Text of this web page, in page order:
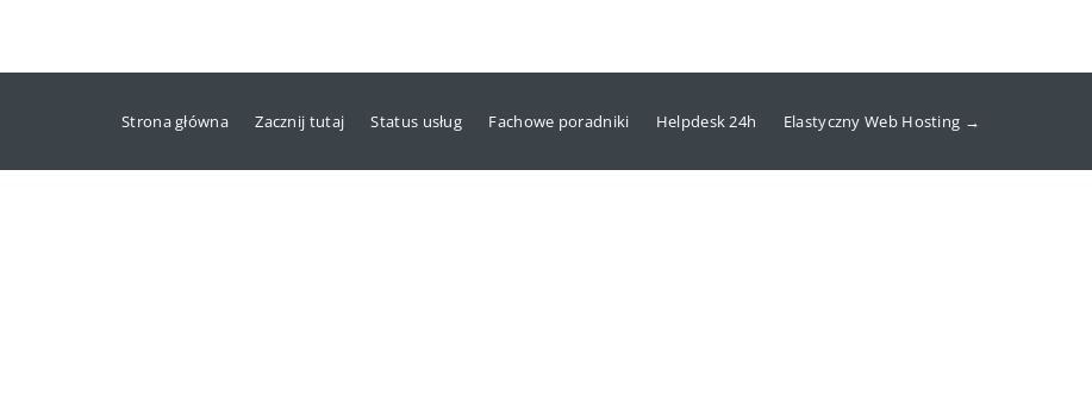
Strona główna Zacznij tutaj Status usług Fachowe poradniki Helpdesk 24h Elastyczny Web Hosting →